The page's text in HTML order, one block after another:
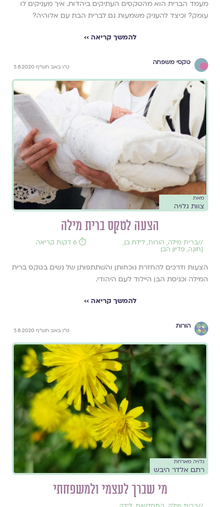
מעמד הברית הוא מהטקסים העתיקים ביהדות. איך מעניקים לו
עומק? וכיצד להעניק משמעות גם לברית הבת עם אלוהיה?
להמשך קריאה ››
טקסי משפחה
ט"ו באב תש"ף 5.8.2020
מאת
צוות גלויה
הצעה לטקס ברית מילה
//ברית מילה, הורות, לידת בן,
נָחוּגָה, פדיון הבן
⏱️ 6 דקות קריאה
הצעות ודרכים להחזרת נוכחותן והשתתפותן של נשים בטקס ברית
המילה וכניסת הבן היילוד לעם היהודי.
להמשך קריאה ››
הורות
ט"ו באב תש"ף 5.8.2020
גלויה מארחת
רתם אלדר היבש
מי שברך לעצמי ולמשפחתי